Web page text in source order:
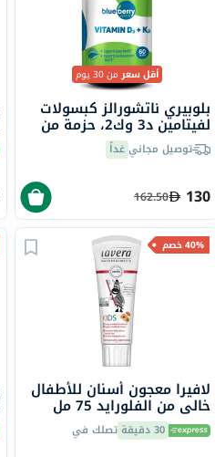
أقل سعرمن 30 يوم
بلوبيري ناتشورالز كبسولات
لفيتامين د3 وك2، حزمة من
60توصيل مجانيغداً
130
162.50
40% خصم
لافيرا معجون أسنان للأطفال
خالي من الفلورايد 75 مل
30 دقيقة تصلك في